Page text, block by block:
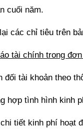
cuối năm.
các chỉ tiêu trên
tài chính trong
đối tài khoản theo
hợp tình hình kinh
tiết kinh phí hoạt